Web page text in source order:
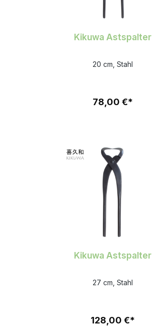
Kikuwa Astspalter
20 cm, Stahl
78,00 €*
Kikuwa Astspalter
27 cm, Stahl
128,00 €*